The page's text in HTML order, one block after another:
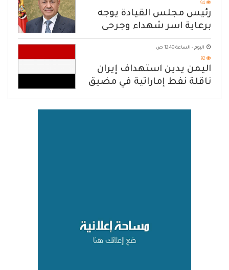
94
رئيس مجلس القيادة يوجه
برعاية اسر شهداء وجرحى
الهجوم الإرهابي الحوثي والرد
الحازم على مصدر التهديد
اليوم - الساعة 12:40 ص
92
اليمن يدين استهداف إيران
ناقلة نفط إماراتية في مضيق